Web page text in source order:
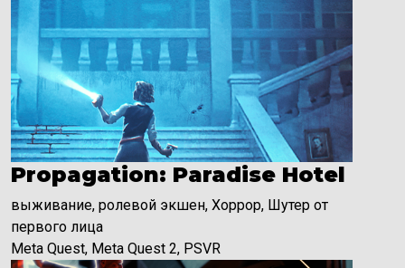
Propagation: Paradise Hotel
выживание, ролевой экшен, Хоррор, Шутер от
первого лица
Meta Quest, Meta Quest 2, PSVR